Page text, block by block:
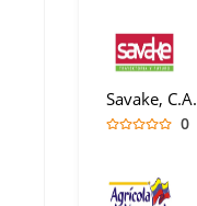
Savake, C.A.
0